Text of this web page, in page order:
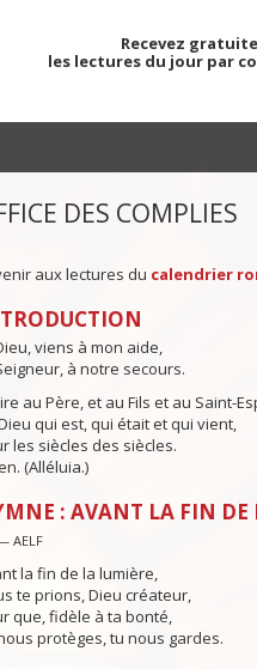
Recevez
les lectures du jour par
DES COMPLIES
aux lectures du calendrier
viens à mon aide,
à notre secours.
au Père, et au Fils et au Saint-
qui est, qui était et qui vient,
les siècles des siècles.
(Alléluia.)
: AVANT LA FIN DE
AELF
la fin de la lumière,
te prions, Dieu créateur,
que, fidèle à ta bonté,
protèges, tu nous gardes.